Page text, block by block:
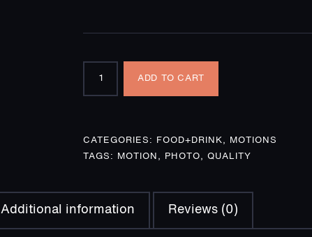
ADD TO CART
CATEGORIES: FOOD+DRINK,
MOTIONS
TAGS:
MOTION , PHOTO,QUALITY
Additional information Reviews (0)